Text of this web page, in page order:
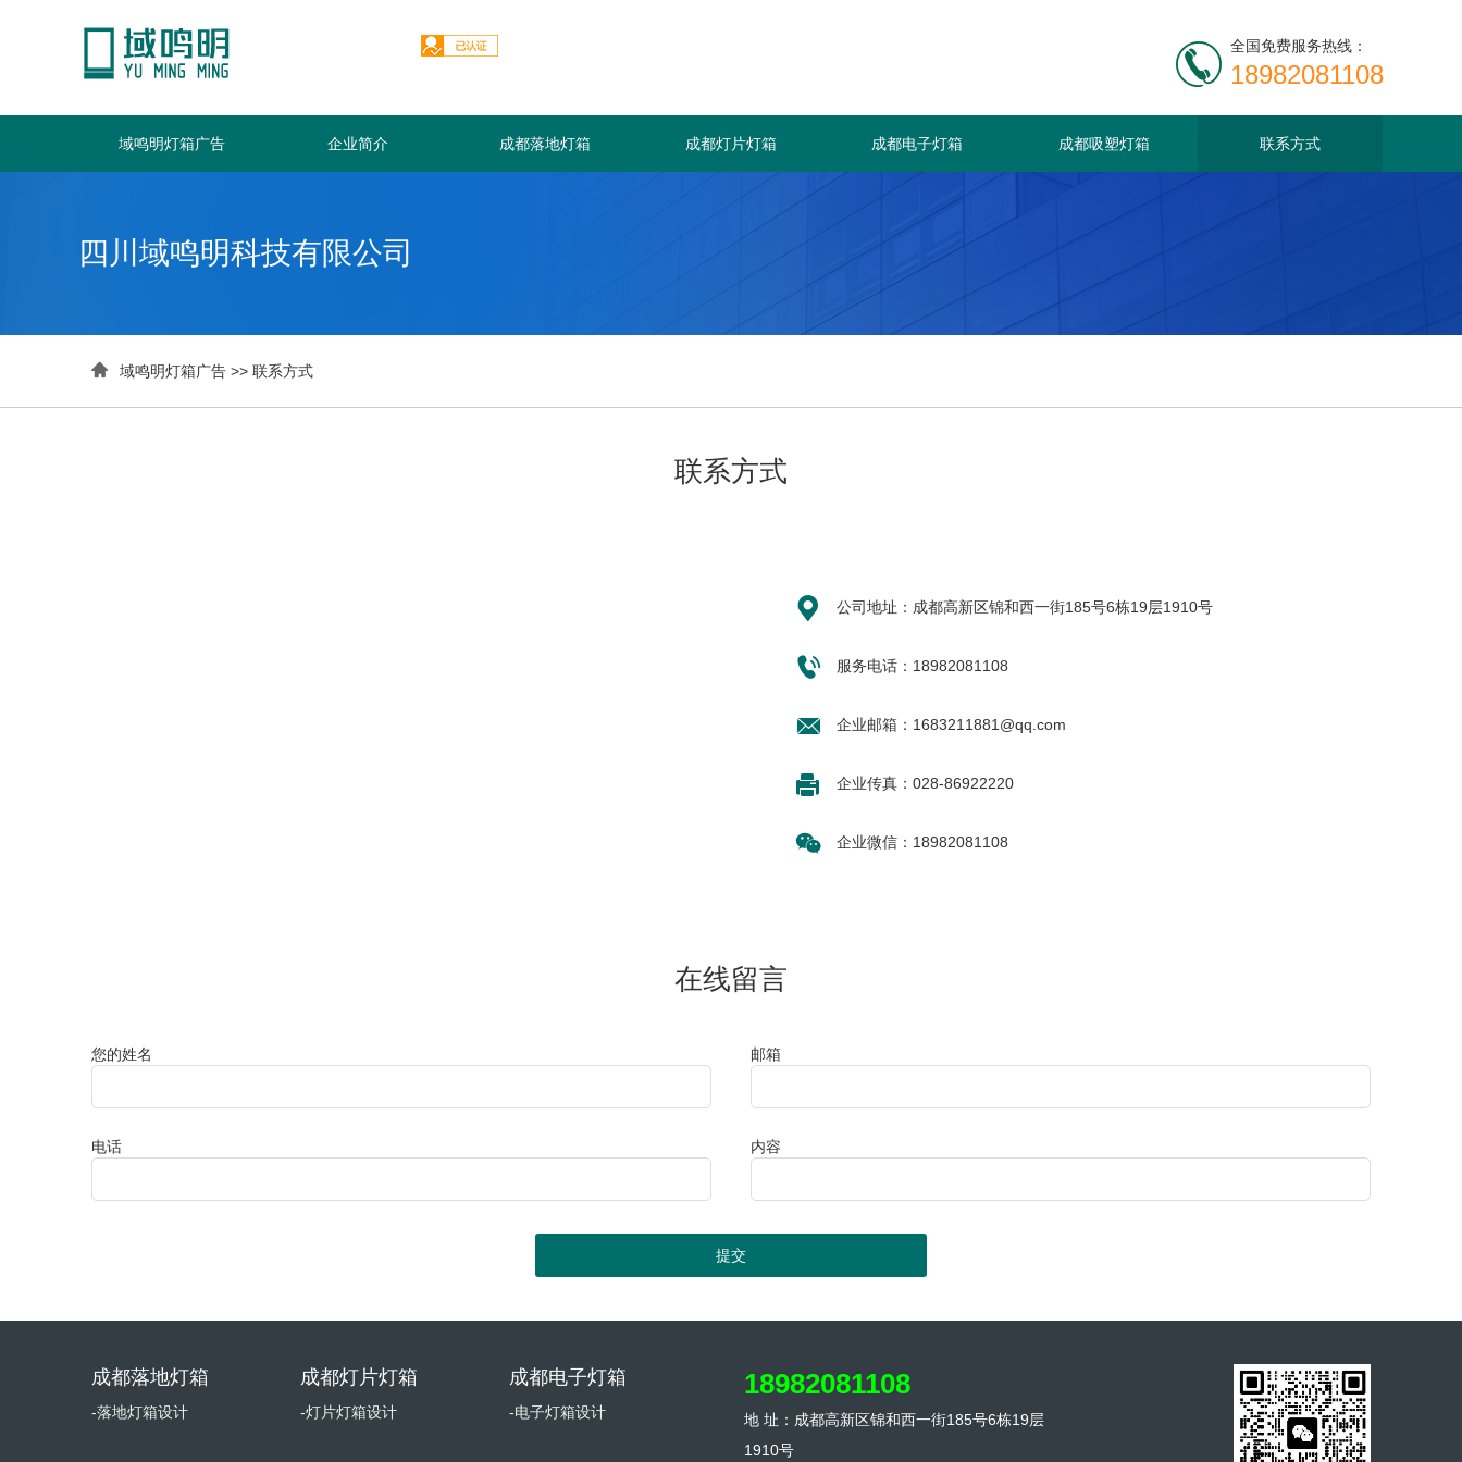
全国免费服务热线：
18982081108
域鸣明灯箱广告 企业简介 成都落地灯箱 成都灯片灯箱 成都电子灯箱 成都吸塑灯箱 联系方式
四川域鸣明科技有限公司
 域鸣明灯箱广告 >> 联系方式
联系方式
 公司地址：成都高新区锦和西一街185号6栋19层1910号
 服务电话：18982081108
 企业邮箱：1683211881@qq.com
 企业传真：028-86922220
 企业微信：18982081108
在线留言
您的姓名 邮箱
电话 内容
提交
成都落地灯箱
-落地灯箱设计
成都灯片灯箱
-灯片灯箱设计
成都电子灯箱
-电子灯箱设计
18982081108
地 址：成都高新区锦和西一街185号6栋19层
1910号